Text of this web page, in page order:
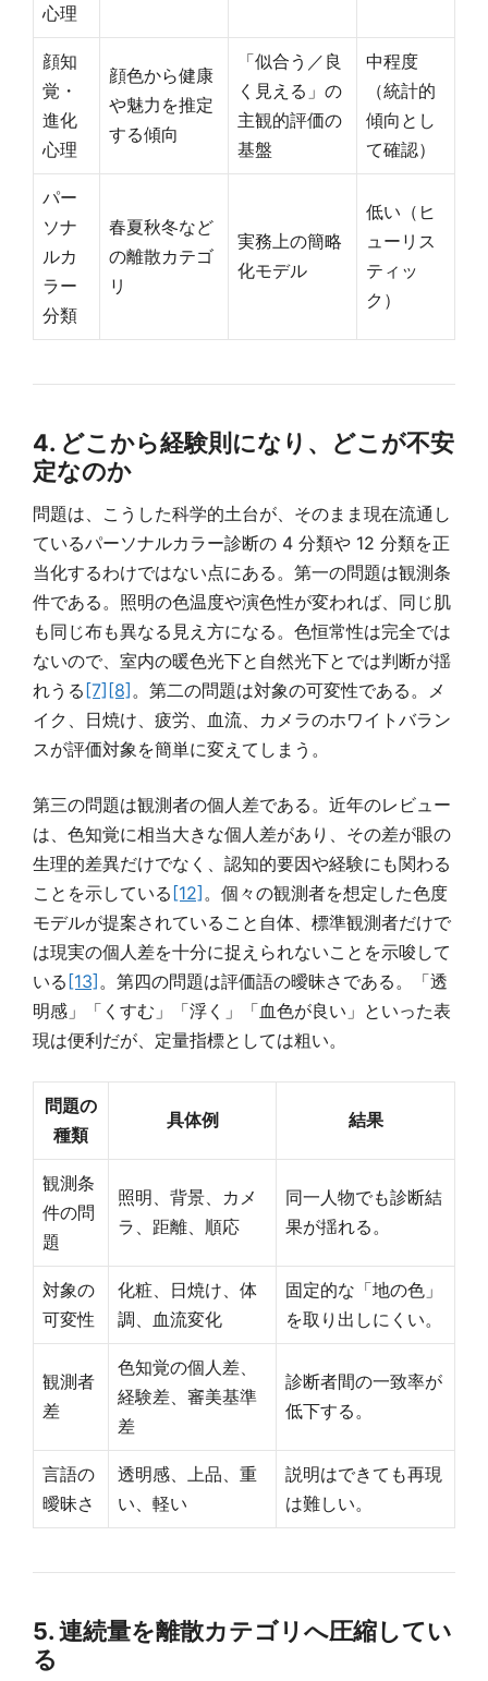
心理
顔知
覚・
進化
心理
顔色から健康
や魅力を推定
する傾向
「似合う／良
く見える」の
主観的評価の
基盤
中程度
（統計的
傾向とし
て確認）
パー
ソナ
ルカ
ラー
分類
春夏秋冬など
の離散カテゴ
リ
実務上の簡略
化モデル
低い（ヒ
ューリス
ティッ
ク）
4. どこから経験則になり、どこが不安
定なのか
問題は、こうした科学的土台が、そのまま現在流通し
ているパーソナルカラー診断の 4 分類や 12 分類を正
当化するわけではない点にある。第一の問題は観測条
件である。照明の色温度や演色性が変われば、同じ肌
も同じ布も異なる見え方になる。色恒常性は完全では
ないので、室内の暖色光下と自然光下とでは判断が揺
れうる[7][8] 。第二の問題は対象の可変性である。メ
イク、日焼け、疲労、血流、カメラのホワイトバラン
スが評価対象を簡単に変えてしまう。
第三の問題は観測者の個人差である。近年のレビュー
は、色知覚に相当大きな個人差があり、その差が眼の
生理的差異だけでなく、認知的要因や経験にも関わる
ことを示している[12] 。個々の観測者を想定した色度
モデルが提案されていること自体、標準観測者だけで
は現実の個人差を十分に捉えられないことを示唆して
いる[13] 。第四の問題は評価語の曖昧さである。「透
明感」「くすむ」「浮く」「血色が良い」といった表
現は便利だが、定量指標としては粗い。
問題の
種類
具体例 結果
観測条
件の問
題
照明、背景、カメ
ラ、距離、順応
同一人物でも診断結
果が揺れる。
対象の
可変性
化粧、日焼け、体
調、血流変化
固定的な「地の色」
を取り出しにくい。
観測者
差
色知覚の個人差、
経験差、審美基準
差
診断者間の一致率が
低下する。
言語の
曖昧さ
透明感、上品、重
い、軽い
説明はできても再現
は難しい。
5. 連続量を離散カテゴリへ圧縮してい
る